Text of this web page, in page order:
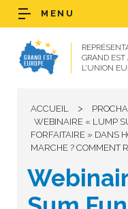
GRAND EST
L’UNION
MENU
ACCUEIL >
WEBINAIRE « LUMP
FORFAITAIRE » DANS
MARCHE ? COMMENT